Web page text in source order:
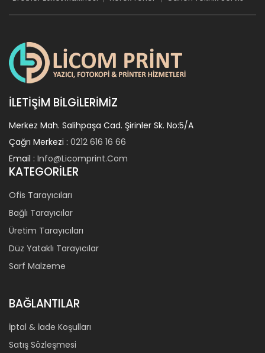
İLETIŞIM BILGILERIMIZ
Merkez Mah. Salihpaşa Cad. Şirinler Sk. No:5/a
Çağrı Merkezi : 0212 616 16 66
Email : Info@licomprint.com
KATEGORILER
Ofis Tarayıcıları
Bağlı Tarayıcılar
Üretim Tarayıcıları
Düz Yataklı Tarayıcılar
Sarf Malzeme
BAĞLANTILAR
İptal & İade Koşulları
Satış Sözleşmesi